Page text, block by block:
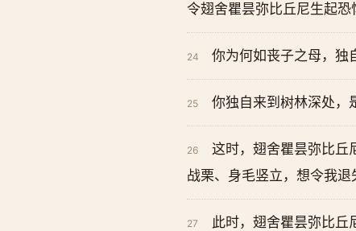
令翅舍瞿昙弥比丘尼生起恐
24 你为何如丧子之母，独
25 你独自来到树林深处，
26
这时，翅舍瞿昙弥比丘
战栗、身毛竖立，想令我退
27 此时，翅舍瞿昙弥比丘